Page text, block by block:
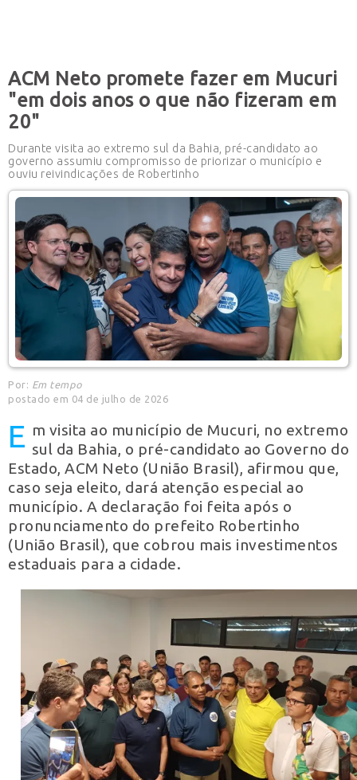
ACM Neto promete fazer em Mucuri
"em dois anos o que não fizeram em
20"
Durante visita ao extremo sul da Bahia, pré-candidato ao
governo assumiu compromisso de priorizar o município e
ouviu reivindicações de Robertinho
Por: Em tempo
postado em 04 de julho de 2026
E m visita ao município de Mucuri, no extremo
sul da Bahia, o pré-candidato ao Governo do
Estado, ACM Neto (União Brasil), afirmou que,
caso seja eleito, dará atenção especial ao
município. A declaração foi feita após o
pronunciamento do prefeito Robertinho
(União Brasil), que cobrou mais investimentos
estaduais para a cidade.